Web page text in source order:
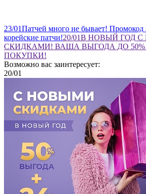
23/01Патчей много не бывает! Промокод
корейские патчи!20/01В НОВЫЙ ГОД
СКИДКАМИ! ВАША ВЫГОДА ДО 50%
ПОКУПКИ!
Возможно вас заинтересует:
20/01